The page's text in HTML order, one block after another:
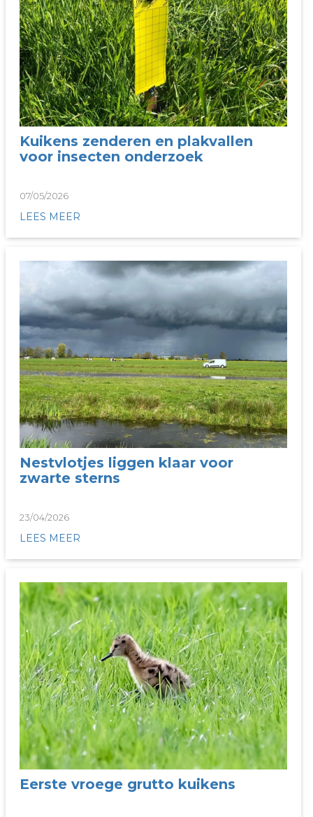
Kuikens zenderen en plakvallen
voor insecten onderzoek
07/05/2026
LEES MEER
Nestvlotjes liggen klaar voor
zwarte sterns
23/04/2026
LEES MEER
Eerste vroege grutto kuikens